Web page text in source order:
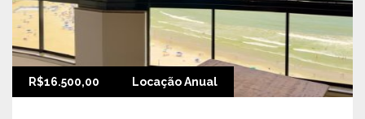
R$16.500,00 Locação Anual